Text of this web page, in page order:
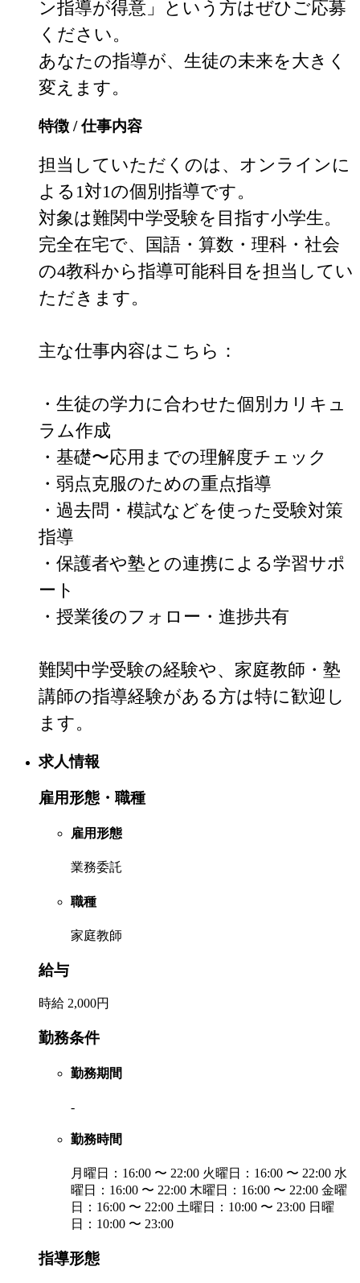
ン指導が得意」という方はぜひご応募
ください。
あなたの指導が、生徒の未来を大きく
変えます。
特徴 / 仕事内容
担当していただくのは、オンラインに
よる1対1の個別指導です。
対象は難関中学受験を目指す小学生。
完全在宅で、国語・算数・理科・社会
の4教科から指導可能科目を担当してい
ただきます。
主な仕事内容はこちら：
・生徒の学力に合わせた個別カリキュ
ラム作成
・基礎〜応用までの理解度チェック
・弱点克服のための重点指導
・過去問・模試などを使った受験対策
指導
・保護者や塾との連携による学習サポ
ート
・授業後のフォロー・進捗共有
難関中学受験の経験や、家庭教師・塾
講師の指導経験がある方は特に歓迎し
ます。
求人情報
雇用形態・職種
雇用形態
業務委託
職種
家庭教師
給与
時給 2,000円
勤務条件
勤務期間
-
勤務時間
月曜日：16:00 〜 22:00 火曜日：16:00 〜 22:00 水
曜日：16:00 〜 22:00 木曜日：16:00 〜 22:00 金曜
日：16:00 〜 22:00 土曜日：10:00 〜 23:00 日曜
日：10:00 〜 23:00
指導形態